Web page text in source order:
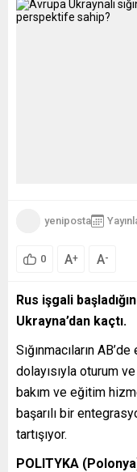
yeniposta
0 A+ A-
Rus işgali
Ukrayna’dan kaçtı.
Sığınmacıların
dolayısıyla oturum
bakım ve eğitim
başarılı bir
tartışıyor.
POLITYKA